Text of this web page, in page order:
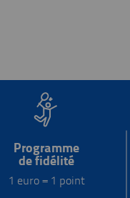
Programme
de fidélité
1 euro = 1 point